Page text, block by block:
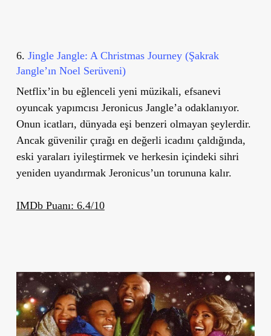
6. Jingle Jangle: A Christmas Journey (Şakrak
Jangle’ın Noel Serüveni)
Netflix’in bu eğlenceli yeni müzikali, efsanevi
oyuncak yapımcısı Jeronicus Jangle’a odaklanıyor.
Onun icatları, dünyada eşi benzeri olmayan şeylerdir.
Ancak güvenilir çırağı en değerli icadını çaldığında,
eski yaraları iyileştirmek ve herkesin içindeki sihri
yeniden uyandırmak Jeronicus’un torununa kalır.
IMDb Puanı: 6.4/10